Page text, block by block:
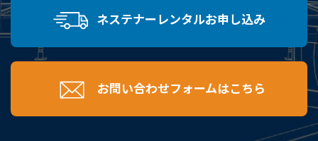
ネステナーレンタルお申し込み
お問い合わせフォームはこちら